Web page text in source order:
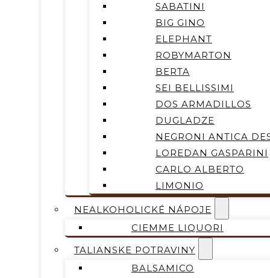
SABATINI
BIG GINO
ELEPHANT
ROBYMARTON
BERTA
SEI BELLISSIMI
DOS ARMADILLOS
DUGLADZE
NEGRONI ANTICA
LOREDAN GASPARINI
CARLO ALBERTO
LIMONIO
NEALKOHOLICKÉ NÁPOJE
CIEMME LIQUORI
TALIANSKE POTRAVINY
BALSAMICO